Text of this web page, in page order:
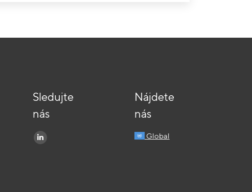
Sledujte
nás
Find us on:
Linkedin
Nájdete
nás
Global